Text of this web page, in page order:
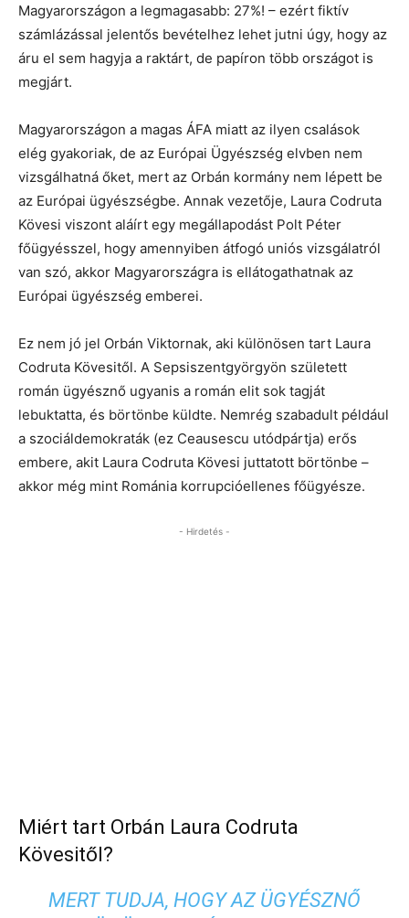
Magyarországon a legmagasabb: 27%! – ezért fiktív
számlázással jelentős bevételhez lehet jutni úgy, hogy az
áru el sem hagyja a raktárt, de papíron több országot is
megjárt.
Magyarországon a magas ÁFA miatt az ilyen csalások
elég gyakoriak, de az Európai Ügyészség elvben nem
vizsgálhatná őket, mert az Orbán kormány nem lépett be
az Európai ügyészségbe. Annak vezetője, Laura Codruta
Kövesi viszont aláírt egy megállapodást Polt Péter
főügyésszel, hogy amennyiben átfogó uniós vizsgálatról
van szó, akkor Magyarországra is ellátogathatnak az
Európai ügyészség emberei.
Ez nem jó jel Orbán Viktornak, aki különösen tart Laura
Codruta Kövesitől. A Sepsiszentgyörgyön született
román ügyésznő ugyanis a román elit sok tagját
lebuktatta, és börtönbe küldte. Nemrég szabadult például
a szociáldemokraták (ez Ceausescu utódpártja) erős
embere, akit Laura Codruta Kövesi juttatott börtönbe –
akkor még mint Románia korrupcióellenes főügyésze.
- Hirdetés -
Miért tart Orbán Laura Codruta
Kövesitől?
MERT TUDJA, HOGY AZ ÜGYÉSZNŐ